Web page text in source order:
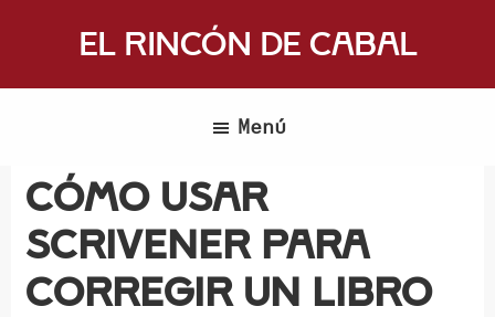
El Rincón de Cabal
lectores
reúnen
hablar
Menú
Cómo usar
Scrivener para
corregir un libro